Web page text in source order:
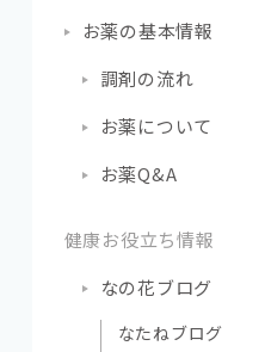
お薬の基本情報
調剤の流れ
お薬について
お薬Q&A
健康お役立ち情報
なの花ブログ
なたねブログ